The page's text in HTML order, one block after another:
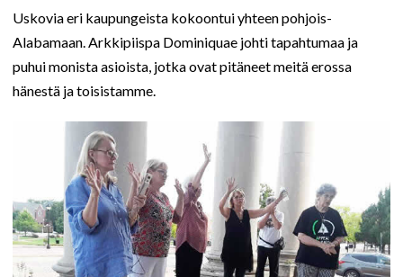
Uskovia eri kaupungeista kokoontui yhteen pohjois-
Alabamaan. Arkkipiispa Dominiquae johti tapahtumaa ja
puhui monista asioista, jotka ovat pitäneet meitä erossa
hänestä ja toisistamme.